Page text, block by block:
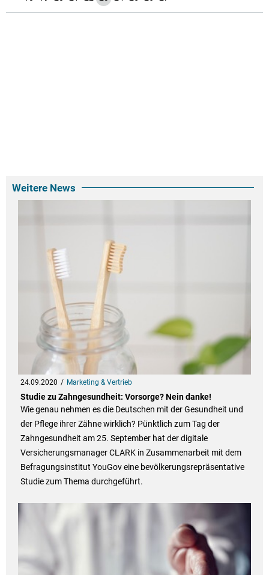
Weitere News
24.09.2020 Marketing & Vertrieb
Studie zu Zahngesundheit: Vorsorge? Nein danke!
Wie genau nehmen es die Deutschen mit der Gesundheit und
der Pflege ihrer Zähne wirklich? Pünktlich zum Tag der
Zahngesundheit am 25. September hat der digitale
Versicherungsmanager CLARK in Zusammenarbeit mit dem
Befragungsinstitut YouGov eine bevölkerungsrepräsentative
Studie zum Thema durchgeführt.